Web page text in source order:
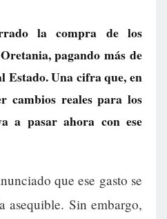
la compra de los
pagando más de
Estado. Una cifra que, en
cambios reales para los
a pasar ahora con ese
que ese gasto se
asequible. Sin embargo,